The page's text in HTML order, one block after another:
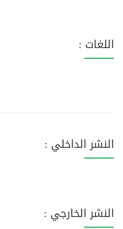
اللغات :
النشر الداخلي :
النشر الخارجي :